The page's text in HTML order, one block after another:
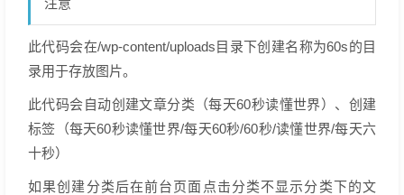
注意
此代码会在/wp-content/uploads目录下创建名称为60s的目
录用于存放图片。
此代码会自动创建文章分类（每天60秒读懂世界）、创建
标签（每天60秒读懂世界/每天60秒/60秒/读懂世界/每天六
十秒）
如果创建分类后在前台页面点击分类不显示分类下的文